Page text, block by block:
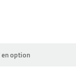
en option